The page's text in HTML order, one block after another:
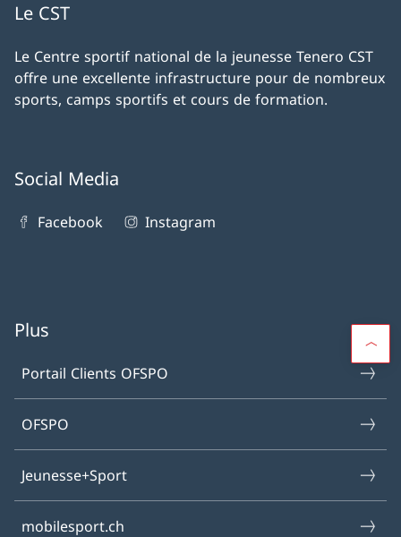
Le CST
Le Centre sportif national de la jeunesse Tenero CST
offre une excellente infrastructure pour de nombreux
sports, camps sportifs et cours de formation.
Social Media
Facebook Instagram
Plus
Portail Clients OFSPO
OFSPO
Jeunesse+Sport
mobilesport.ch